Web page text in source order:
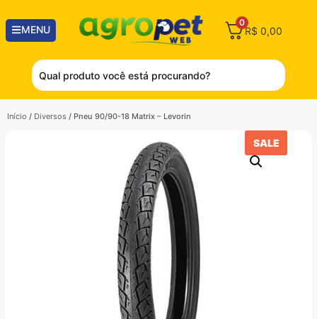
MENU
0
R$ 0,00
Início / Diversos / Pneu 90/90-18 Matrix – Levorin
SALE